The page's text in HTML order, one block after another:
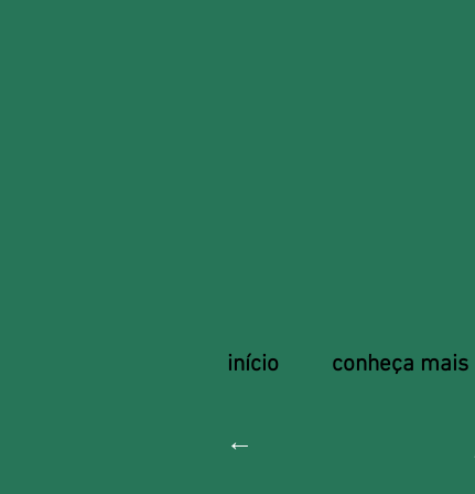
início conheça mais
←